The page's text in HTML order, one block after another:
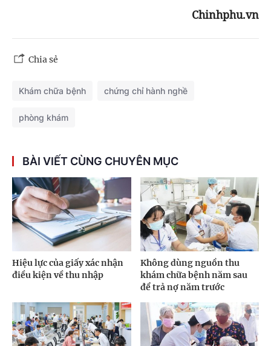
Chinhphu.vn
Chia sẻ
Khám chữa bệnh chứng chỉ hành nghề
phòng khám
BÀI VIẾT CÙNG CHUYÊN MỤC
Hiệu lực của giấy xác nhận
điều kiện về thu nhập
Không dùng nguồn thu
khám chữa bệnh năm sau
để trả nợ năm trước